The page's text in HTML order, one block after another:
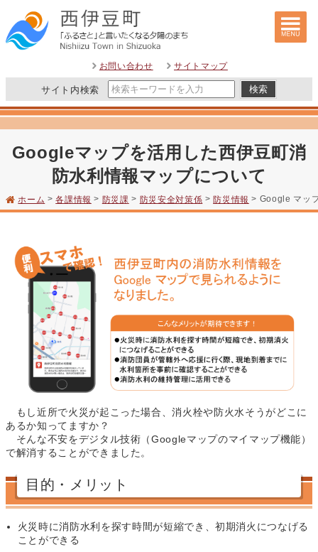
お問い合わせ サイトマップ
サイト内検索
Googleマップを活用した西伊豆町消
防水利情報マップについて
ホーム >各課情報 > 防災課 > 防災安全対策係 >防災情報 > Google マッ
もし近所で火災が起こった場合、消火栓や防火水そうがどこに
あるか知ってますか？
そんな不安をデジタル技術（Googleマップのマイマップ機能）
で解消することができました。
目的・メリット
火災時に消防水利を探す時間が短縮でき、初期消火につなげる
ことができる